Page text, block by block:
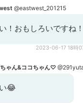
@eastwest_201215
！おもしろいですね！
2023-06-17 18時
ちゃん&ココちゃん♡
😂